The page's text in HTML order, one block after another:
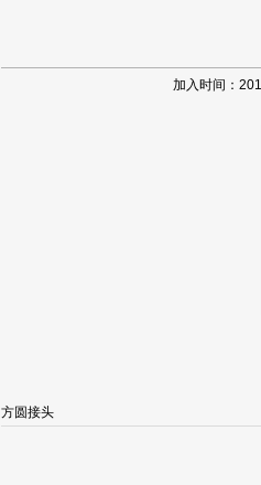
加入时间：
方圆接头